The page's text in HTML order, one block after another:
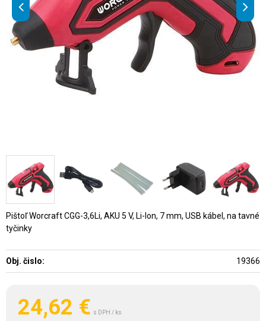
24,62 € s DPH / ks
Pištoľ Worcraft CGG-3,6Li, AKU 5 V, Li-Ion, 7 mm, USB kábel, na tavné
tyčinky
Obj. čislo: 19366